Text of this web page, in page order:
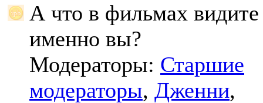
А что в фильмах видите
именно вы?
Модераторы: Старшие
модераторы, Дженни,